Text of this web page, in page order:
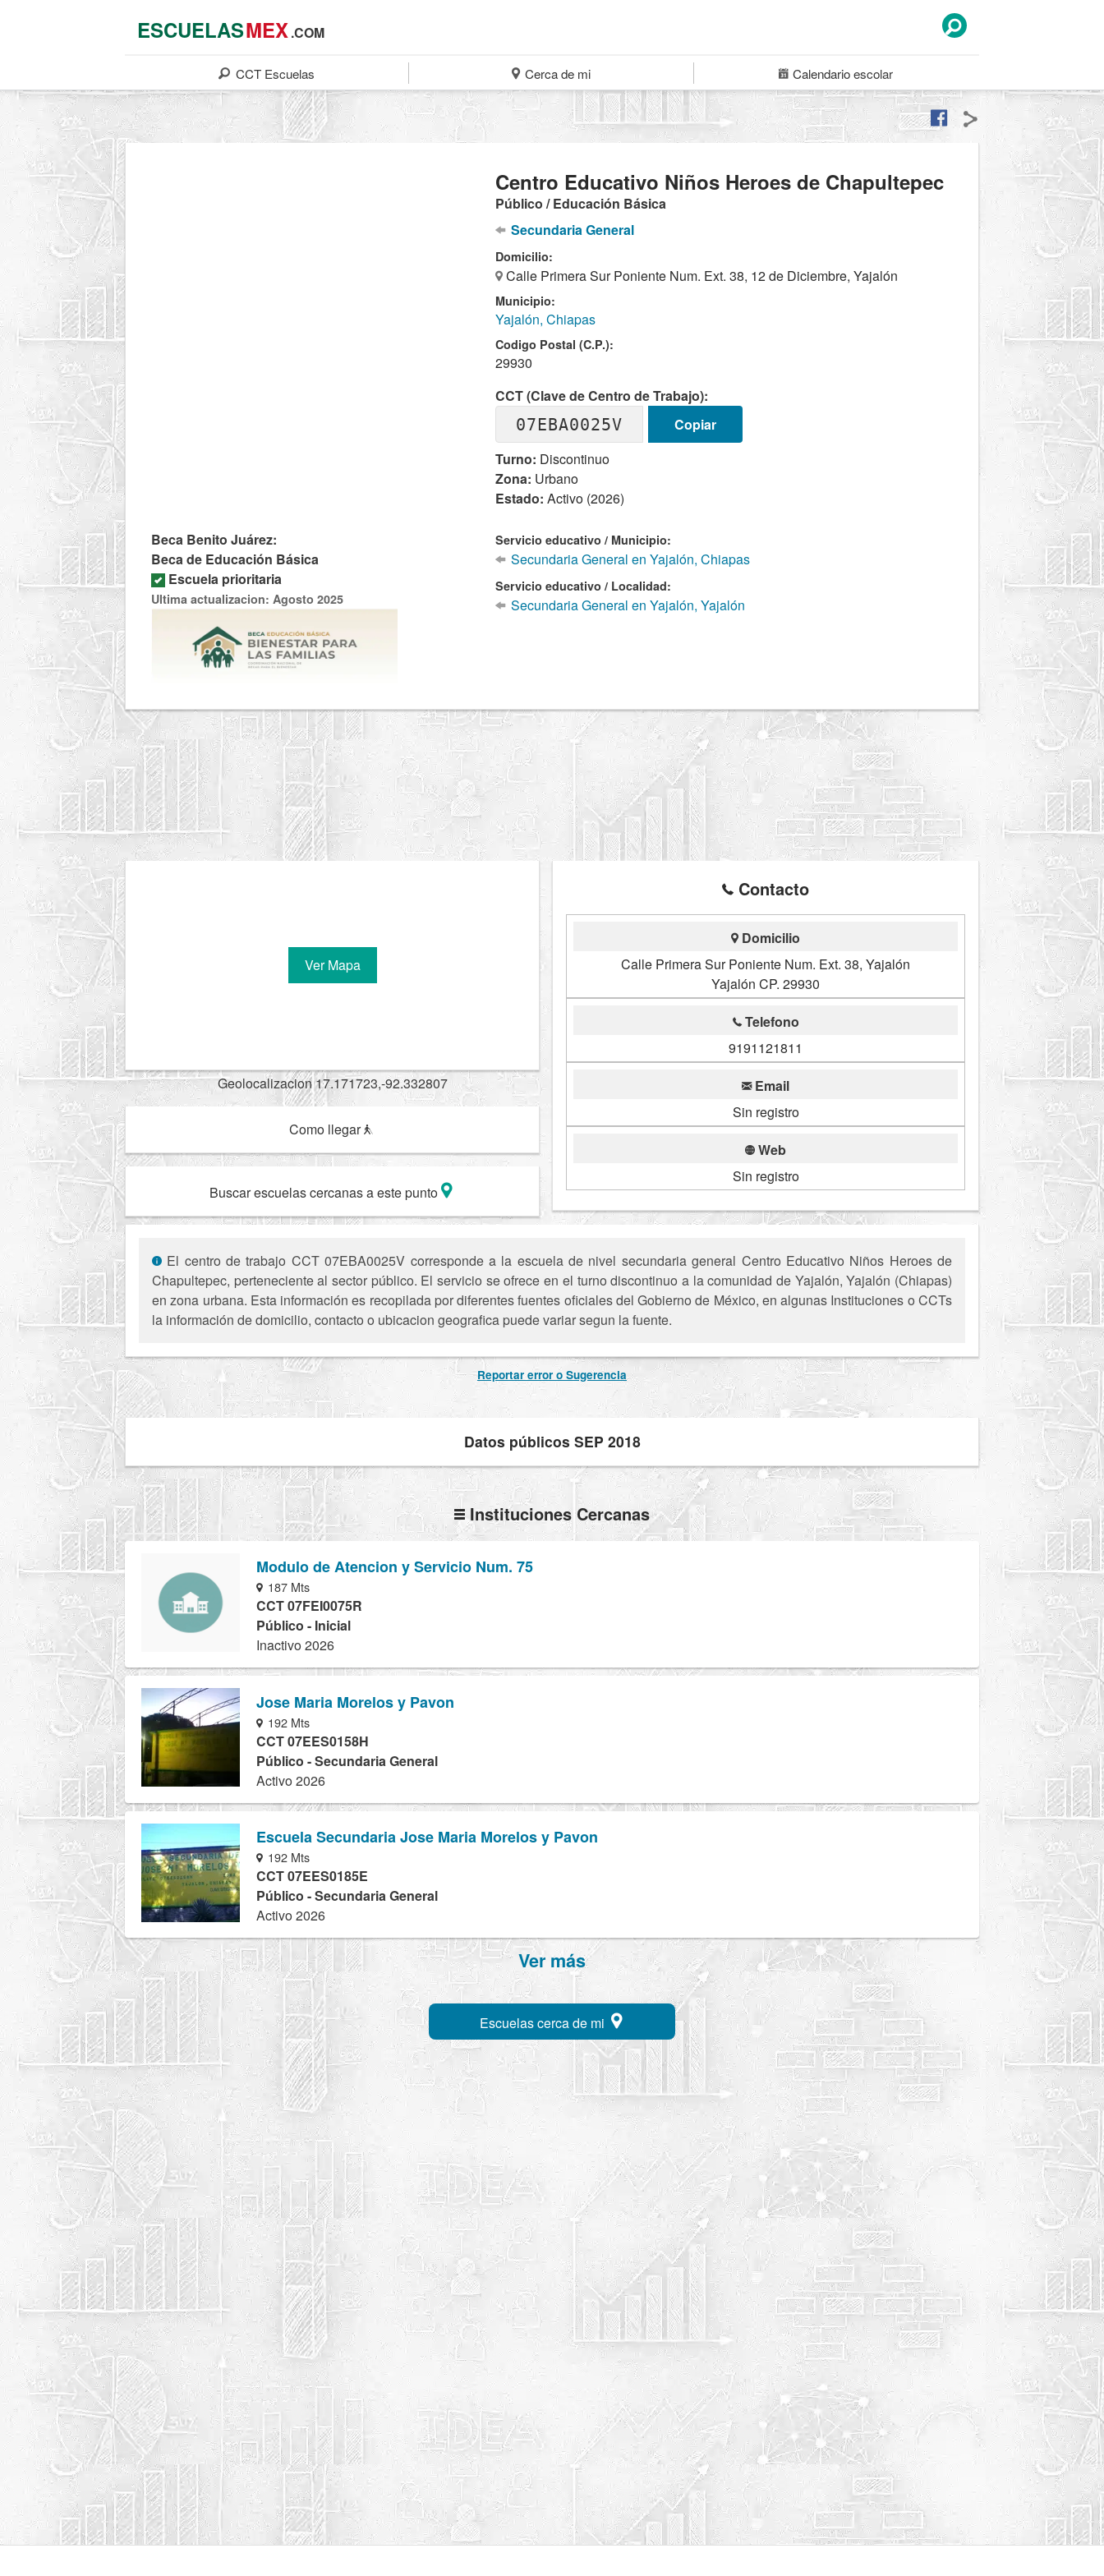
ESCUELASMEX.COM
CCT Escuelas Cerca de mi Calendarioescolar
Centro Educativo Niños Heroes de Chapultepec
Público / Educación Básica
Secundaria General
Domicilio:
Calle Primera Sur Poniente Num. Ext. 38, 12 de Diciembre, Yajalón
Municipio:
Yajalón, Chiapas
Codigo Postal (C.P.):
29930
CCT (Clave de Centro de Trabajo):
07EBA0025V
Copiar
Turno: Discontinuo
Zona: Urbano
Estado: Activo (2026)
Beca Benito Juárez:
Beca de Educación Básica
Escuela prioritaria
Ultima actualizacion: Agosto 2025
Servicio educativo / Municipio:
Secundaria General en Yajalón, Chiapas
Servicio educativo / Localidad:
Secundaria General en Yajalón, Yajalón
Ver Mapa
Geolocalizacion 17.171723,-92.332807
Como llegar
Buscar escuelas cercanas a este punto
Contacto
Domicilio
Calle Primera Sur Poniente Num. Ext. 38, Yajalón
Yajalón CP. 29930
Telefono
9191121811
Email
Sin registro
Web
Sin registro
El centro de trabajo CCT 07EBA0025V corresponde a la escuela de nivel secundaria general Centro Educativo Niños Heroes de
Chapultepec, perteneciente al sector público. El servicio se ofrece en el turno discontinuo a la comunidad de Yajalón, Yajalón (Chiapas)
en zona urbana. Esta información es recopilada por diferentes fuentes oficiales del Gobierno de México, en algunas Instituciones o CCTs
la información de domicilio, contacto o ubicacion geografica puede variar segun la fuente.
Reportar error o Sugerencia
Datos públicos SEP 2018
Instituciones Cercanas
Modulo de Atencion y Servicio Num. 75
187 Mts
CCT 07FEI0075R
Público - Inicial
Inactivo 2026
Jose Maria Morelos y Pavon
192 Mts
CCT 07EES0158H
Público - Secundaria General
Activo 2026
Escuela Secundaria Jose Maria Morelos y Pavon
192 Mts
CCT 07EES0185E
Público - Secundaria General
Activo 2026
Ver más
Escuelas cerca de mi